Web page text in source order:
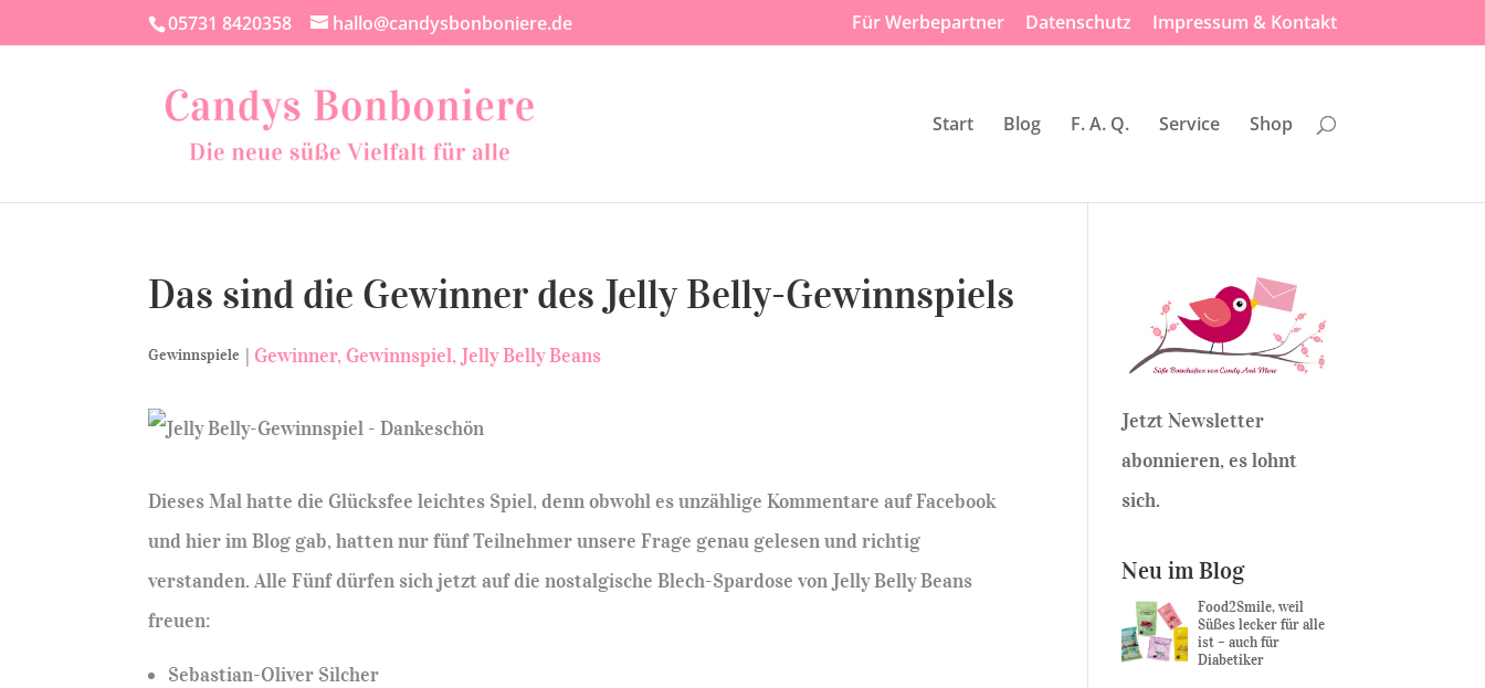
05731 8420358 hallo@candysbonboniere.de Für Werbepartner Datenschutz Impressum & Kontakt
Start Blog F. A. Q. Service Shop
Das sind die Gewinner des Jelly Belly-Gewinnspiels
Gewinnspiele | Gewinner Gewinnspiel Jelly Belly Beans
Dieses Mal hatte die Glücksfee leichtes Spiel, denn obwohl es unzählige Kommentare auf Facebook
und hier im Blog gab, hatten nur fünf Teilnehmer unsere Frage genau gelesen und richtig
verstanden. Alle Fünf dürfen sich jetzt auf die nostalgische Blech-Spardose von Jelly Belly Beans
freuen:
Sebastian-Oliver Silcher
Jetzt Newsletter
abonnieren, es lohnt
sich.
Neu im Blog
Food2Smile, weil
Süßes lecker für alle
ist – auch für
Diabetiker